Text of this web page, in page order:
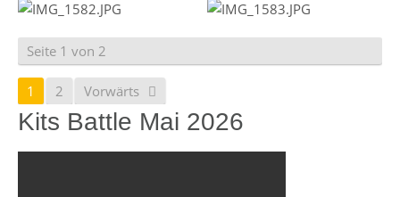
Seite 1 von 2
1 2 Vorwärts
Kits Battle Mai 2026